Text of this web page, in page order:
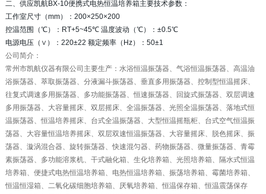
二、供应凯航BX-10便携式电热恒温培养箱主要技术参数：
工作室尺寸（mm）：200×250×200
控温范围（℃）：RT+5~45℃ 温度波动（℃）：±0.5℃
电源电压（∨）：220±22 额定频率（Hz）：50±1
公司简介：
常州市凯航仪器有限公司主要生产：水浴恒温振荡器、气浴恒温振荡器、高温油
浴振荡器、萃取振荡器、分液漏斗振荡器、垂直多用振荡器、控制型恒温摇床、
往复式调速多用振荡器、多功能振荡器、恒速振荡器、回旋式振荡器、双层调速
多用振荡器、大容量摇床、双层摇床、全温振荡器、光照全温振荡器、落地式恒
温振荡器、恒温培养摇床、台式全温振荡器、大型恒温摇瓶柜、台式空气恒温振
荡器、大容量恒温培养摇床、双层双速恒温振荡器、大容量摇床、脱色摇床、振
荡器、漩涡混合器、旋转振荡器、快速混匀器、药物振荡器、微量振荡器、青霉
素振荡器、多功能溶浆机、干式融化箱、生化培养箱、光照培养箱、隔水式恒温
培养箱、便捷式电热恒温培养箱、电热恒温培养箱、振荡培养箱、霉菌培养箱、
恒温恒湿箱、二氧化碳细胞培养箱、厌氧培养箱、恒温保存箱、恒温震荡保存